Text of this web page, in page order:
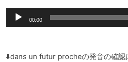
声
レ
00:00
⬇️dans un futur procheの発音の確認